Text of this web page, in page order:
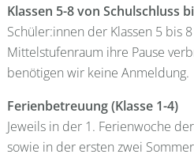
Klassen 5-8 von Schulschluss
Schüler:innen der Klassen 5 bis
Mittelstufenraum ihre Pause
benötigen wir keine Anmeldung.
Ferienbetreuung (Klasse 1-4)
Jeweils in der 1. Ferienwoche
sowie in der ersten zwei